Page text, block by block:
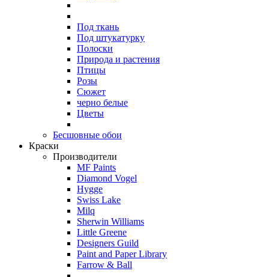
Под ткань
Под штукатурку
Полоски
Природа и растения
Птицы
Розы
Сюжет
черно белые
Цветы
Бесшовные обои
Краски
Производители
MF Paints
Diamond Vogel
Hygge
Swiss Lake
Milq
Sherwin Williams
Little Greene
Designers Guild
Paint and Paper Library
Farrow & Ball